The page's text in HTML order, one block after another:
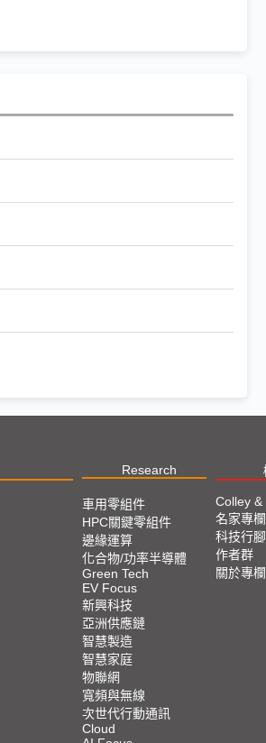
Research
車用零組件
HPC關鍵零組件
邊緣運算
化合物/功率半導體
Green Tech
EV Focus
新興科技
亞洲供應鏈
智慧製造
智慧家庭
物聯網
寬頻與無線
次世代行動通訊
Cloud
Colley
名家專欄
科技行腳
作者群
關於專欄